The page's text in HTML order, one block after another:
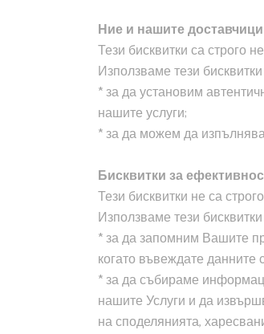
Ние и нашите
Тези бисквитки са строго
Използваме тези
* за да установим
нашите услуги;
* за да можем да
Бисквитки за
Тези бисквитки не са
Използваме тези
* за да запомним Вашите
когато въвеждате данните
* за да събираме
нашите Услуги и да
на споделянията,